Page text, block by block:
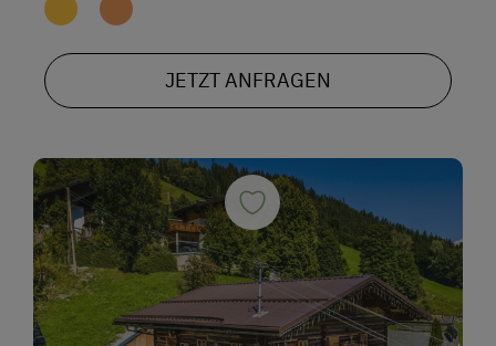
JETZT ANFRAGEN